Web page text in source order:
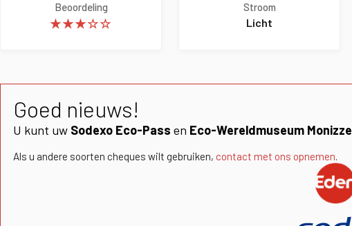
Beoordeling
★★★☆☆
Stroom
Licht
Goed nieuws!
U kunt uw Sodexo Eco-Pass en Eco-Wereldmuseum Monizze
Als u andere soorten cheques wilt gebruiken, contact met ons opnemen.